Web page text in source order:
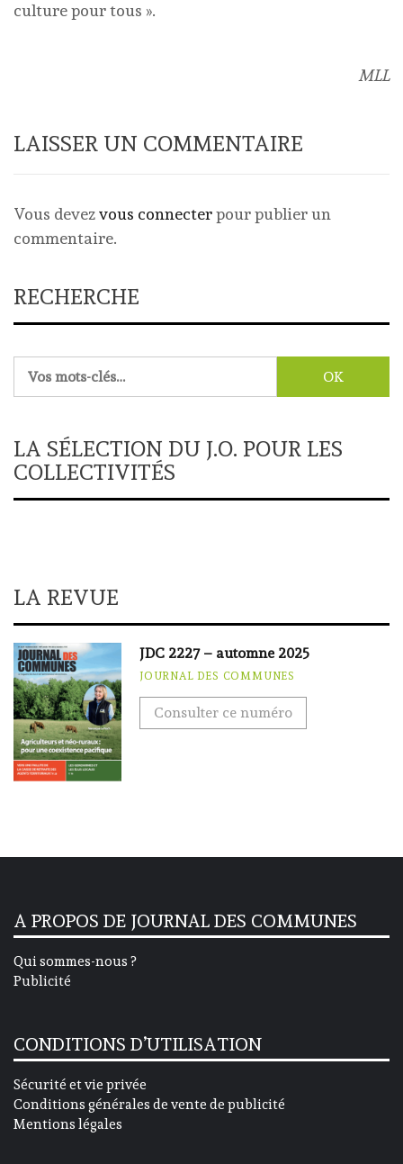
culture pour tous ».
MLL
LAISSER UN COMMENTAIRE
Vous devezvous connecterpour publier un
commentaire.
RECHERCHE
LA SÉLECTION DU J.O. POUR LES
COLLECTIVITÉS
LA REVUE
JDC 2227 – automne 2025
JOURNAL DES COMMUNES
Consulter ce numéro
A PROPOS DE JOURNAL DES COMMUNES
Qui sommes-nous ?
Publicité
CONDITIONS D’UTILISATION
Sécurité et vie privée
Conditions générales de vente de publicité
Mentions légales